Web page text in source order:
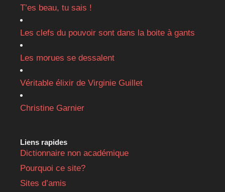
T’es beau, tu sais !
Les clefs du pouvoir sont dans la boite à gants
Les morues se dessalent
Véritable élixir de Virginie Guillet
Christine Garnier
Liens rapides
Dictionnaire non académique
Pourquoi ce site?
Sites d’amis